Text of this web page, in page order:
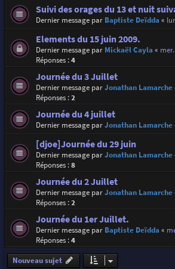
Suivi des orages du 13 et nuit
Dernier message par Baptiste Deïdda «
Elements du 15 juin 2009.
Dernier message par Mickaël Cayla «
Réponses :4
Journée du 3 Juillet
Dernier message parJonathan Lamarche
Réponses :2
Journée du 4 juillet
Dernier message parJonathan Lamarche
[djoe]Journée du 29 juin
Dernier message parJonathan Lamarche
Réponses :8
Journée du 2 Juillet
Dernier message parJonathan Lamarche
Réponses :2
Journée du 1er Juillet.
Dernier message par Baptiste Deïdda «
Réponses :4
Nouveau sujet